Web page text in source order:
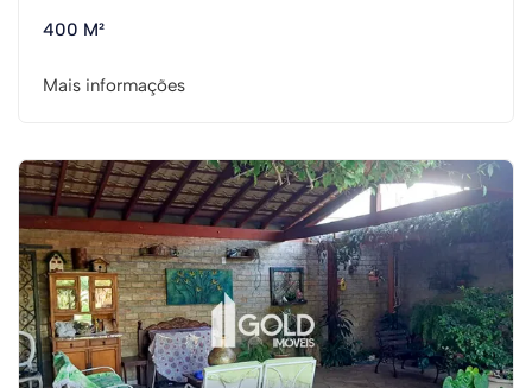
400 M²
Mais informações